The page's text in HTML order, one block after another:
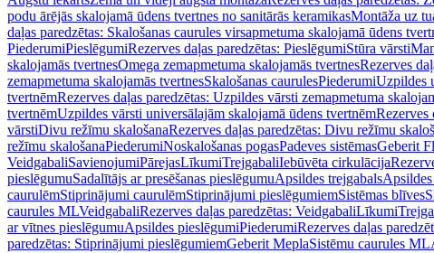
podu ārējās skalojamā ūdens tvertnes no sanitārās keramikasMontāža uz
daļas paredzētas: Skalošanas caurules virsapmetuma skalojamā ūdens
PiederumiPieslēgumiRezerves daļas paredzētas: PieslēgumiStūra vārsti
skalojamās tvertnesOmega zemapmetuma skalojamās tvertnesRezerves
zemapmetuma skalojamās tvertnesSkalošanas caurulesPiederumiUzpildes
tvertnēmRezerves daļas paredzētas: Uzpildes vārsti zemapmetuma
tvertnēmUzpildes vārsti universālajām skalojamā ūdens tvertnēmRezerves
vārstiDivu režīmu skalošanaRezerves daļas paredzētas: Divu režīmu
režīmu skalošanaPiederumiNoskalošanas pogasPadeves sistēmasGeberit
VeidgabaliSavienojumiPārejasLīkumiTrejgabaliIebūvēta cirkulācija
pieslēgumuSadalītājs ar presēšanas pieslēgumuApsildes trejgabals
caurulēmStiprinājumi caurulēmStiprinājumi pieslēgumiemSistēmas blīves
caurules MLVeidgabaliRezerves daļas paredzētas: VeidgabaliLīkumi
ar vītnes pieslēgumuApsildes pieslēgumiPiederumiRezerves daļas
paredzētas: Stiprinājumi pieslēgumiemGeberit MeplaSistēmu caurules ML